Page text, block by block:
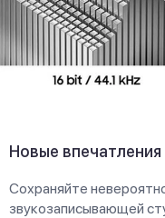
Новые впечатления
Сохраняйте
звукозаписывающей